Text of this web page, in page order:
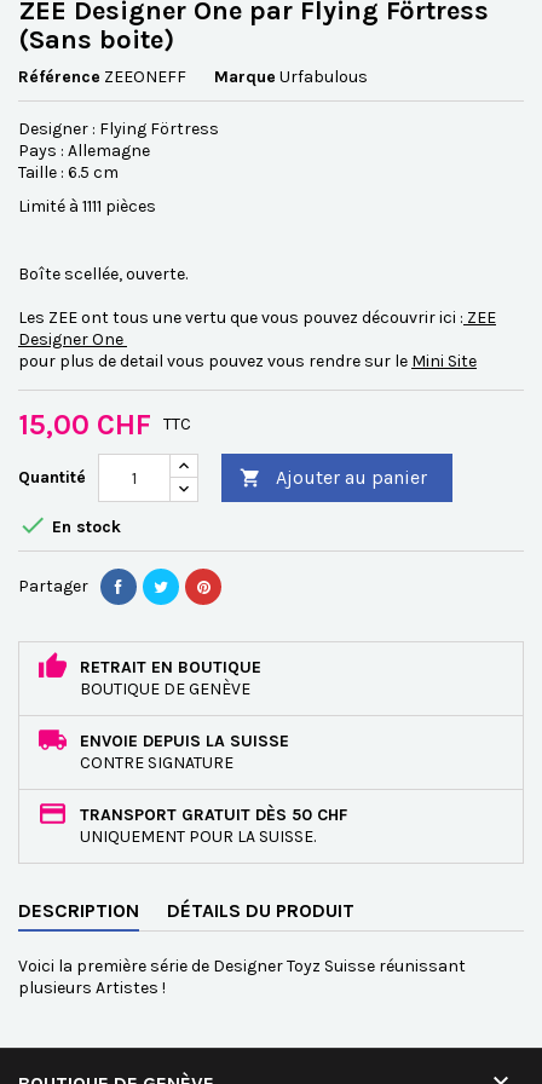
ZEE Designer One par Flying Förtress
(Sans boite)
Référence ZEEONEFF Marque Urfabulous
Designer : Flying Förtress
Pays : Allemagne
Taille : 6.5 cm
Limité à 1111 pièces
Boîte scellée, ouverte.
Les ZEE ont tous une vertu que vous pouvez découvrir ici : ZEE
Designer One
pour plus de detail vous pouvez vous rendre sur le Mini Site
15,00 CHF TTC
Quantité  Ajouter au panier
 En stock
Partager
RETRAIT EN BOUTIQUE
BOUTIQUE DE GENÈVE
ENVOIE DEPUIS LA SUISSE
CONTRE SIGNATURE
TRANSPORT GRATUIT DÈS 50 CHF
UNIQUEMENT POUR LA SUISSE.
DESCRIPTION DÉTAILS DU PRODUIT
Voici la première série de Designer Toyz Suisse réunissant
plusieurs Artistes !